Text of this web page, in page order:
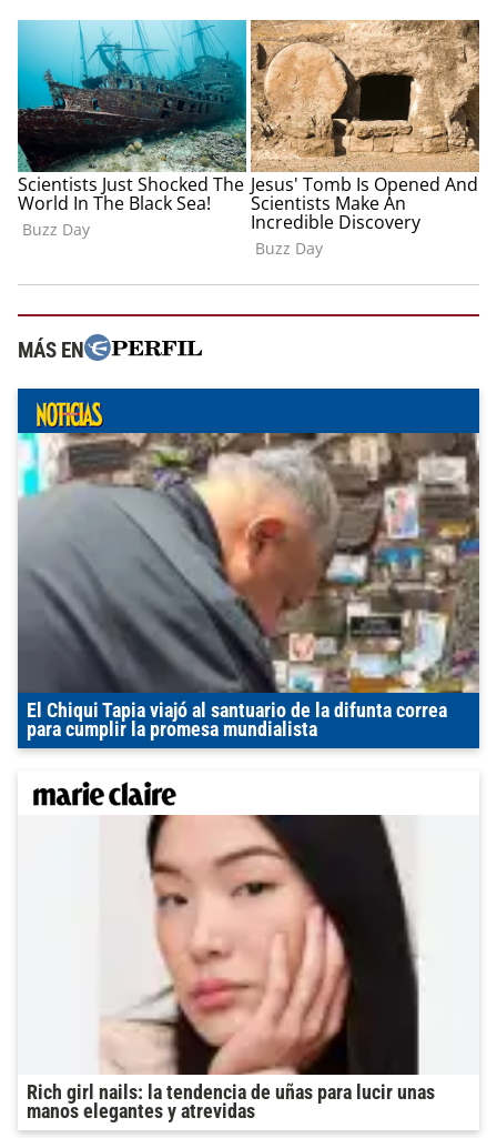
MÁS EN
El Chiqui Tapia viajó al santuario de la difunta correa
para cumplir la promesa mundialista
Rich girl nails: la tendencia de uñas para lucir unas
manos elegantes y atrevidas